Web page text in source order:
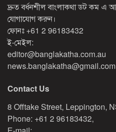
দ্রুত বর্ধনশীল বাংলাকথা ডট কম এ
যোগাযোগ করুন।
ফোনঃ +61 2 96183432
ই-মেইল:
editor@banglakatha.com.au
news.banglakatha@gmail.com
Contact Us
8 Offtake Street, Leppington,
Phone: +61 2 96183432,